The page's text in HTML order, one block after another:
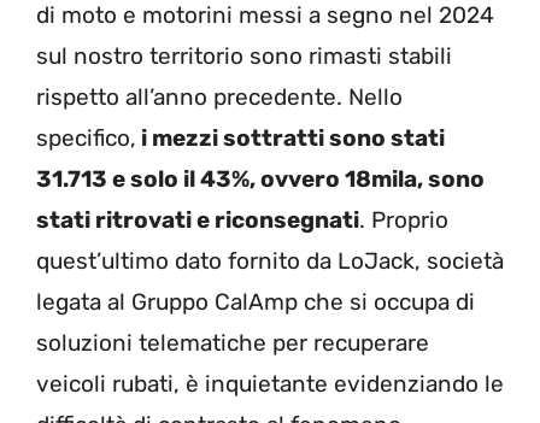
di moto e motorini messi a segno nel 2024
sul nostro territorio sono rimasti stabili
rispetto all’anno precedente. Nello
specifico, i mezzi sottratti sono stati
31.713 e solo il 43%, ovvero 18mila, sono
stati ritrovati e riconsegnati. Proprio
quest’ultimo dato fornito da LoJack, società
legata al Gruppo CalAmp che si occupa di
soluzioni telematiche per recuperare
veicoli rubati, è inquietante evidenziando le